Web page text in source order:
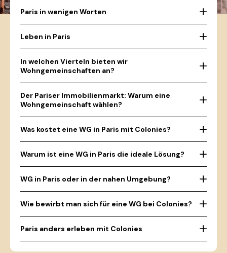
Paris in wenigen Worten
Leben in Paris
In welchen Vierteln bieten wir
Wohngemeinschaften an?
Der Pariser Immobilienmarkt: Warum eine
Wohngemeinschaft wählen?
Was kostet eine WG in Paris mit Colonies?
Warum ist eine WG in Paris die ideale Lösung?
WG in Paris oder in der nahen Umgebung?
Wie bewirbt man sich für eine WG bei Colonies?
Paris anders erleben mit Colonies